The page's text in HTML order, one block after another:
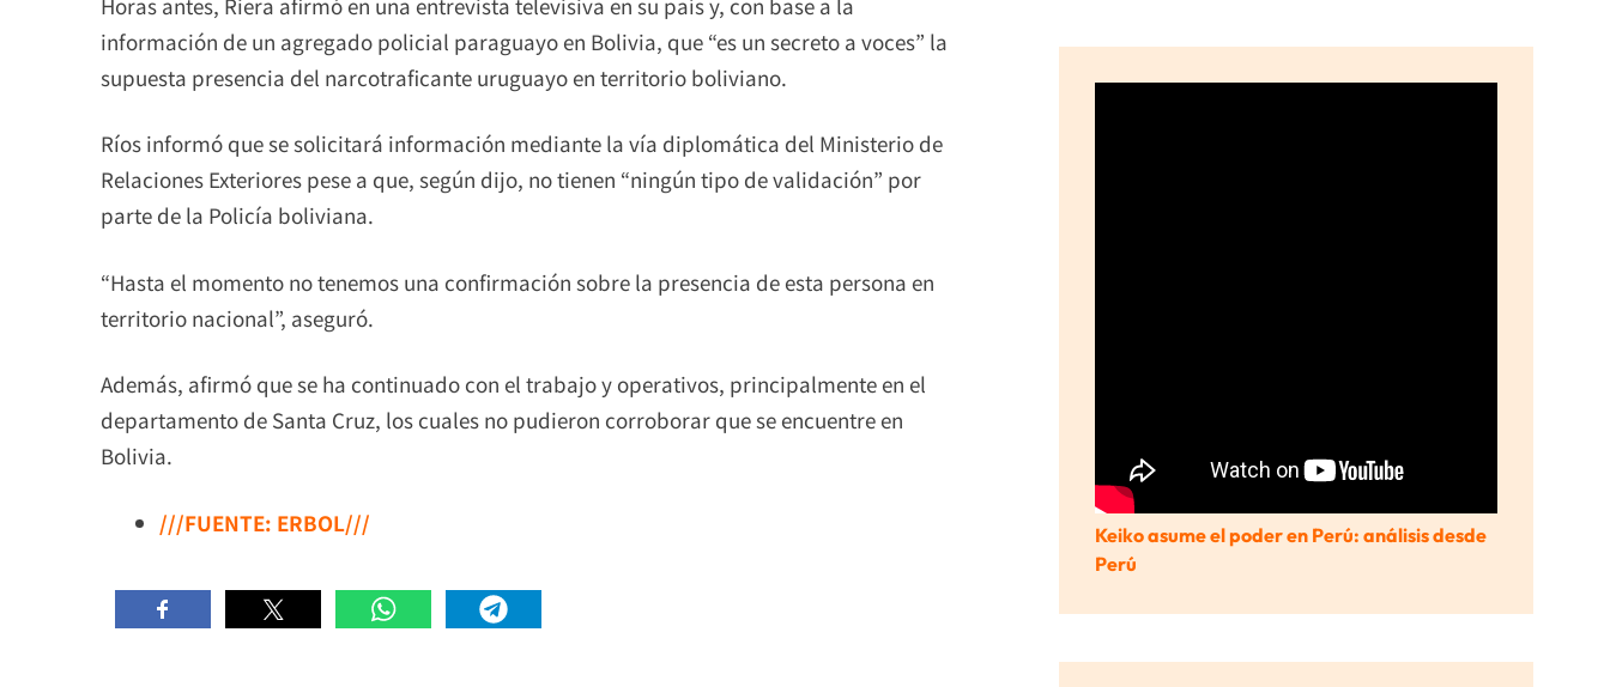
información de un agregado policial paraguayo en Bolivia, que “es un secreto a voces” la
supuesta presencia del narcotraficante uruguayo en territorio boliviano.
Ríos informó que se solicitará información mediante la vía diplomática del Ministerio de
Relaciones Exteriores pese a que, según dijo, no tienen “ningún tipo de validación” por
parte de la Policía boliviana.
“Hasta el momento no tenemos una confirmación sobre la presencia de esta persona en
territorio nacional”, aseguró.
Además, afirmó que se ha continuado con el trabajo y operativos, principalmente en el
departamento de Santa Cruz, los cuales no pudieron corroborar que se encuentre en
Bolivia.
///FUENTE: ERBOL///
Keiko asume el poder en Perú: análisis desde
Perú